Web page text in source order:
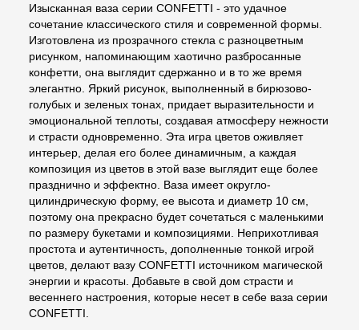
Изысканная ваза серии CONFETTI - это удачное
сочетание классического стиля и современной формы.
Изготовлена из прозрачного стекла с разноцветным
рисунком, напоминающим хаотично разбросанные
конфетти, она выглядит сдержанно и в то же время
элегантно. Яркий рисунок, выполненный в бирюзово-
голубых и зеленых тонах, придает выразительности и
эмоциональной теплоты, создавая атмосферу нежности
и страсти одновременно. Эта игра цветов оживляет
интерьер, делая его более динамичным, а каждая
композиция из цветов в этой вазе выглядит еще более
празднично и эффектно. Ваза имеет округло-
цилиндрическую форму, ее высота и диаметр 10 см,
поэтому она прекрасно будет сочетаться с маленькими
по размеру букетами и композициями. Неприхотливая
простота и аутентичность, дополненные тонкой игрой
цветов, делают вазу CONFETTI источником магической
энергии и красоты. Добавьте в свой дом страсти и
весеннего настроения, которые несет в себе ваза серии
CONFETTI.